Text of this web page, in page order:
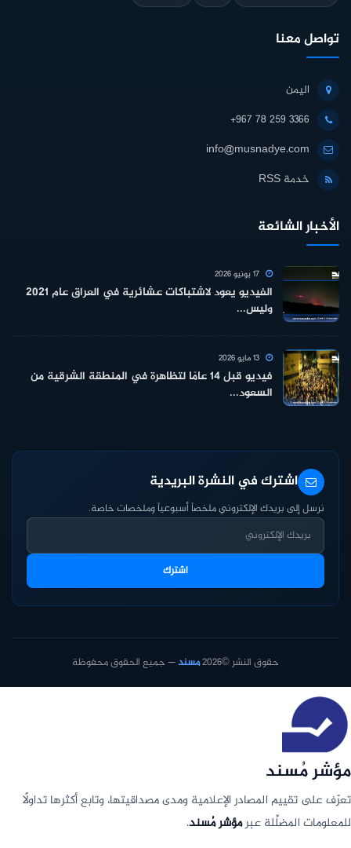
تواصل معنا
اليمن
+967 78 259 3366
info@musnadye.com
خدمة RSS
الأخبار الشائعة
الفيديو يعود لاشتباكات عشائرية في العراق عام 2021
وليس...
فيديو قبل 14 عامًا لتظاهرة في المنطقة الشرقية من
السعود...
اشترك في النشرة البريدية
نرسل إلى بريدك الإلكتروني ملخصاً أسبوعياً وملخصات خاصة.
اشترك
حقوق النشر ©2026 مسند— جميع الحقوق محفوظة
مؤشر مُسند
تعرّف على تقييم المصادر الإعلامية ومدى مصداقيتها، وتابع أكثرها تداولًا
للمعلومات المضلِّلة عبرمؤشر مُسند.